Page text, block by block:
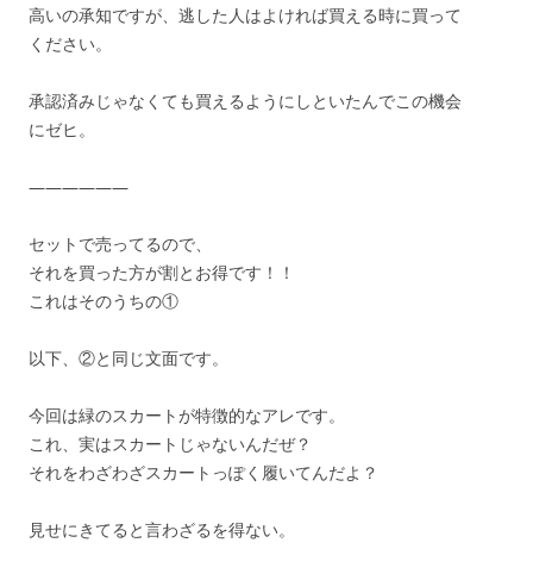
高いの承知ですが、逃した人はよければ買える時に買って
ください。
承認済みじゃなくても買えるようにしといたんでこの機会
にゼヒ。
——————
セットで売ってるので、
それを買った方が割とお得です！！
これはそのうちの①
以下、②と同じ文面です。
今回は緑のスカートが特徴的なアレです。
これ、実はスカートじゃないんだぜ？
それをわざわざスカートっぽく履いてんだよ？
見せにきてると言わざるを得ない。